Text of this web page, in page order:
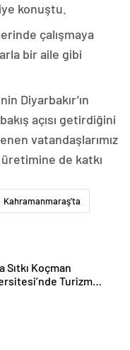
konuştu.
çalışmaya
bir aile gibi
Diyarbakır’ın
açısı getirdiğini
vatandaşlarımız
üretimine de katkı
Kahramanmaraş'ta
Sıtkı Koçman
Turizm